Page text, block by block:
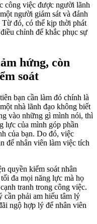
công việc được người lãnh
người giám sát và đánh
đó, có thể kịp thời phát
chỉnh để khắc phục sự
hứng, còn
soát
bạn cần làm đó chính là
nhà lãnh đạo không biết
vào những gì mình nói, thì
lực của mình góp phần
của bạn. Do đó, việc
để nhân viên làm việc tích
quyền kiểm soát nhân
đa mọi năng lực mà họ
tranh trong công việc.
phải am hiểu tâm lý
ngộ hợp lý để nhân viên